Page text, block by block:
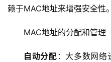
务
赖于MAC地址来增强安全性。
MAC地址的分配和管理
自动分配 ：大多数网络